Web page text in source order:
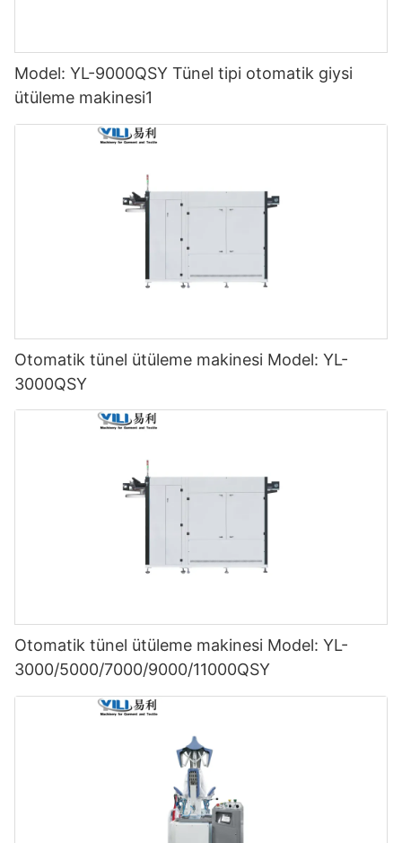
Model: YL-9000QSY Tünel tipi otomatik giysi
ütüleme makinesi1
Otomatik tünel ütüleme makinesi Model: YL-
3000QSY
Otomatik tünel ütüleme makinesi Model: YL-
3000/5000/7000/9000/11000QSY